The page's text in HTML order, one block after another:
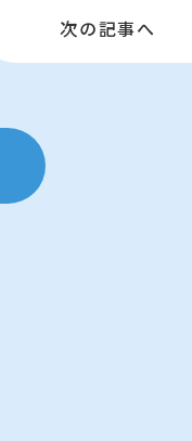
次の記事へ